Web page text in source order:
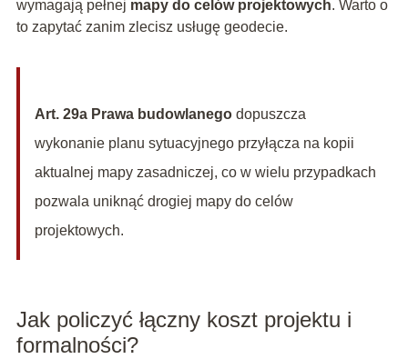
wymagają pełnej mapy do celów projektowych. Warto o
to zapytać zanim zlecisz usługę geodecie.
Art. 29a Prawa budowlanegodopuszcza
wykonanie planu sytuacyjnego przyłącza na kopii
aktualnej mapy zasadniczej, co w wielu przypadkach
pozwala uniknąć drogiej mapy do celów
projektowych.
Jak policzyć łączny koszt projektu i
formalności?